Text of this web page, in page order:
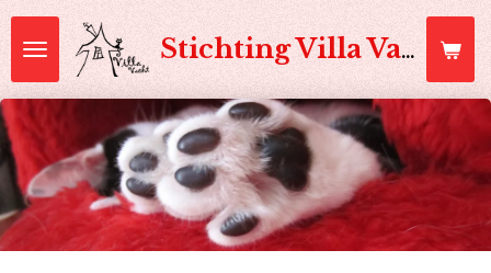
Ga
direct
de
hoofdinhoud
Stichting Villa Vacht